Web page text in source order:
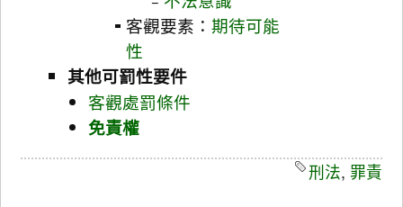
客觀要素： 期待可能
性
其他可罰性要件
客觀處罰條件
免責權
刑法, 罪責